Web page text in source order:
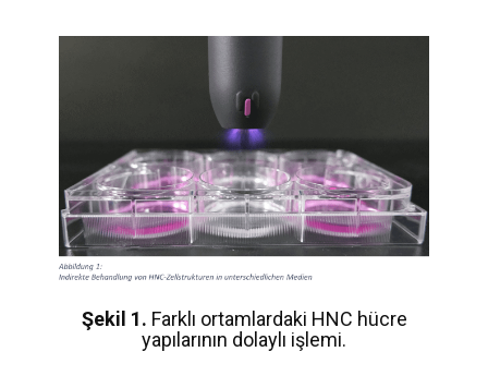
Şekil 1. Farklı ortamlardaki HNC hücre
yapılarının dolaylı işlemi.